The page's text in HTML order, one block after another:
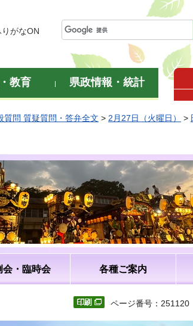
りがなON
教育 県政情報・統計
質問 質疑質問・答弁全文 > 2月27日（火曜日） >
会・臨時会 各種ご案内
ページ番号：251120